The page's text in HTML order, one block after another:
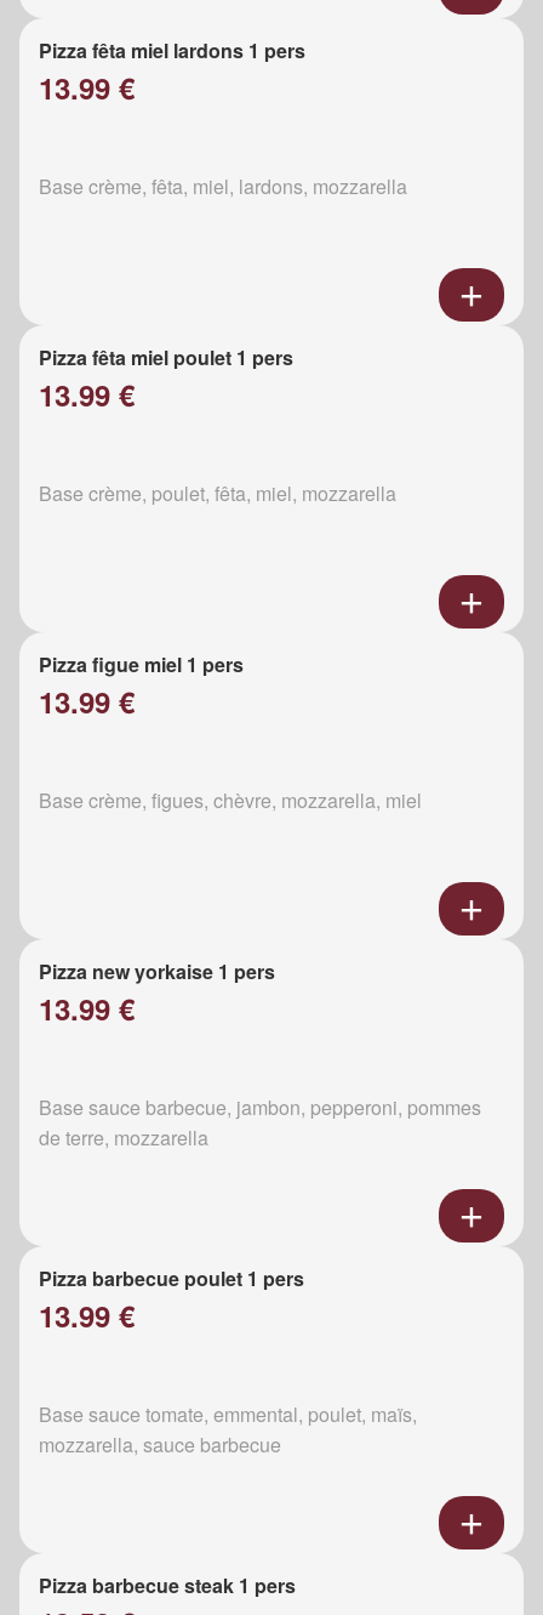
Pizza fêta miel lardons 1 pers
13.99 €
Base crème, fêta, miel, lardons, mozzarella
Pizza fêta miel poulet 1 pers
13.99 €
Base crème, poulet, fêta, miel, mozzarella
Pizza figue miel 1 pers
13.99 €
Base crème, figues, chèvre, mozzarella, miel
Pizza new yorkaise 1 pers
13.99 €
Base sauce barbecue, jambon, pepperoni, pommes
de terre, mozzarella
Pizza barbecue poulet 1 pers
13.99 €
Base sauce tomate, emmental, poulet, maïs,
mozzarella, sauce barbecue
Pizza barbecue steak 1 pers